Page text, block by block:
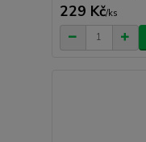
229 Kč/ks